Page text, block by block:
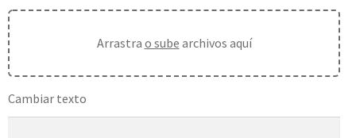
Arrastra o sube archivos aquí
Cambiar texto